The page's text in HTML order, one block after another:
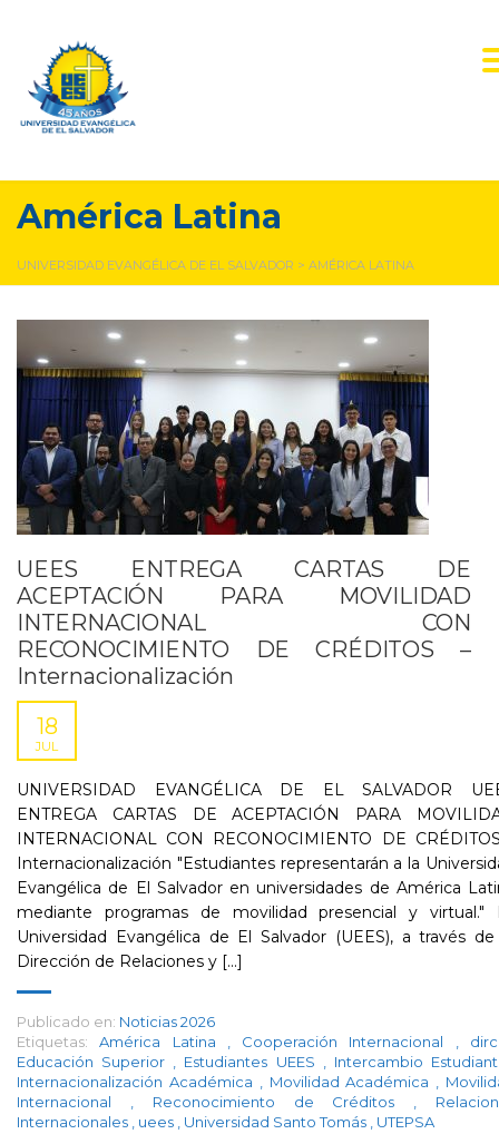
América Latina
UNIVERSIDAD EVANGÉLICA DE EL SALVADOR > AMÉRICA LATINA
UEES ENTREGA CARTAS DE
ACEPTACIÓN PARA MOVILIDAD
INTERNACIONAL CON
RECONOCIMIENTO DE CRÉDITOS –
Internacionalización
18
JUL
UNIVERSIDAD EVANGÉLICA DE EL SALVADOR
ENTREGA CARTAS DE ACEPTACIÓN PARA
INTERNACIONAL CON RECONOCIMIENTO DE
Internacionalización "Estudiantes representarán a la
Evangélica de El Salvador en universidades de América
mediante programas de movilidad presencial y virtual."
Universidad Evangélica de El Salvador (UEES), a través
Dirección de Relaciones y [...]
Publicado en: Noticias 2026
Etiquetas:
América Latina Cooperación Internacional
Educación Superior
Estudiantes UEES
Intercambio
Internacionalización Académica
Movilidad Académica
Internacional
Reconocimiento de Créditos
Internacionales
uees Universidad Santo Tomás UTEPSA